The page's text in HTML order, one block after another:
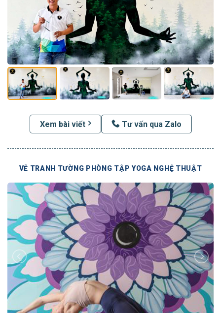
Xem bài viết Tư vấn qua Zalo
VẼ TRANH TƯỜNG PHÒNG TẬP YOGA NGHỆ THUẬT